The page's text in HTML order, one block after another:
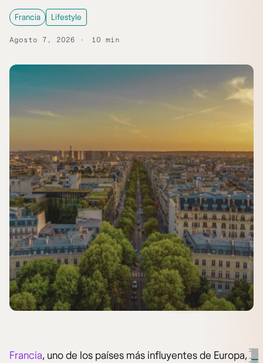
Francia Lifestyle
Agosto 7, 2026 10 min
Francia, uno de los países más influyentes de Europa,